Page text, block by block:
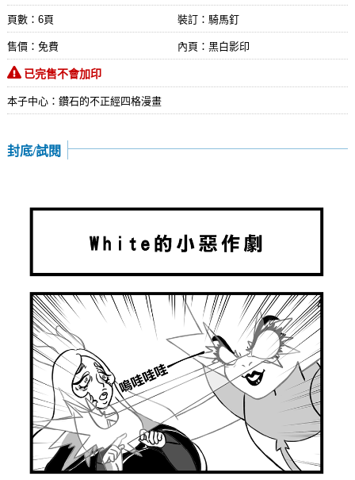
頁數：6頁 裝訂：騎馬釘
售價：免費 內頁：黑白影印
已完售不會加印
本子中心：鑽石的不正經四格漫畫
封底/試閱